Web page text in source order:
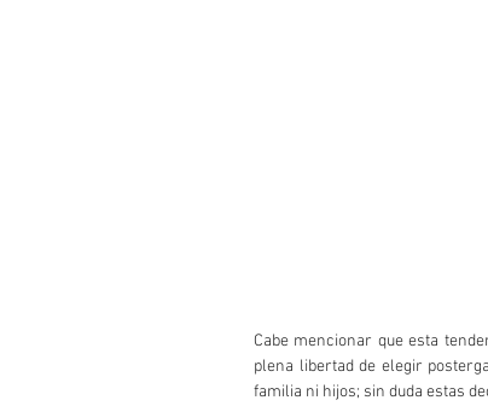
Cabe mencionar que esta
plena libertad de elegir
familia ni hijos; sin duda estas